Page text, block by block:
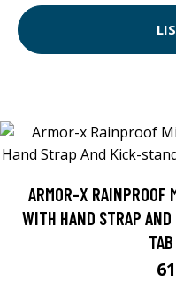
ARMOR-X RAINPROOF
WITH HAND STRAP